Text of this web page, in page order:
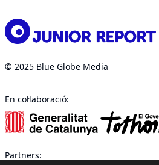
© 2025 Blue Globe Media
En col·laboració:
Partners: